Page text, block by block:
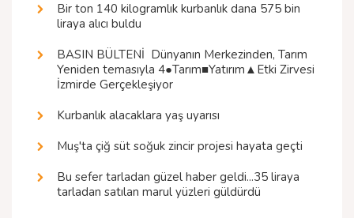
Bir ton 140 kilogramlık kurbanlık dana 575 bin
liraya alıcı buldu
BASIN BÜLTENİ  Dünyanın Merkezinden, Tarım
Yeniden temasıyla 4●Tarım■Yatırım▲Etki Zirvesi
İzmirde Gerçekleşiyor
Kurbanlık alacaklara yaş uyarısı
Muş'ta çiğ süt soğuk zincir projesi hayata geçti
Bu sefer tarladan güzel haber geldi...35 liraya
tarladan satılan marul yüzleri güldürdü